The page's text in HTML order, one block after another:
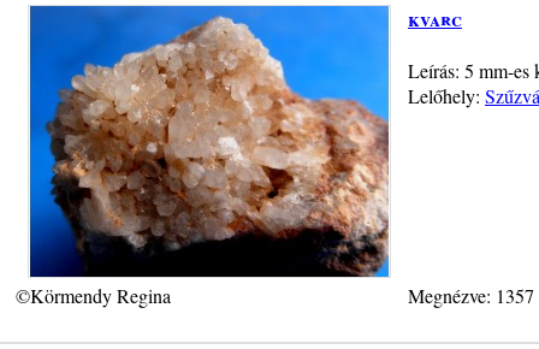
kvarc
Leírás: 5 mm-es
Lelőhely:
©Körmendy Regina Megnézve: